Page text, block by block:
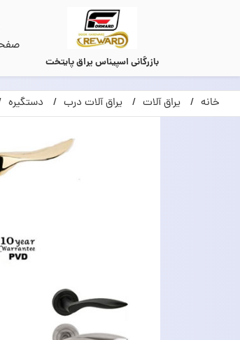
بازرگانی اسپیناس یراق پایتخت
خانه یراق آلات یراق آلات درب دستگیره